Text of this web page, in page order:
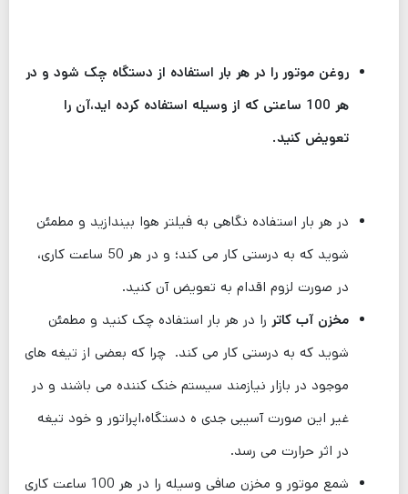
روغن موتور را در هر بار استفاده از دستگاه چک شود و در
هر 100 ساعتی که از وسیله استفاده کرده اید،آن را
تعویض کنید.
در هر بار استفاده نگاهی به فیلتر هوا بیندازید و مطمئن
شوید که به درستی کار می کند؛ و در هر 50 ساعت کاری،
در صورت لزوم اقدام به تعویض آن کنید.
مخزن آب کاتر را در هر بار استفاده چک کنید و مطمئن
شوید که به درستی کار می کند. چرا که بعضی از تیغه های
موجود در بازار نیازمند سیستم خنک کننده می باشند و در
غیر این صورت آسیبی جدی ه دستگاه،اپراتور و خود تیغه
در اثر حرارت می رسد.
شمع موتور و مخزن صافی وسیله را در هر 100 ساعت کاری